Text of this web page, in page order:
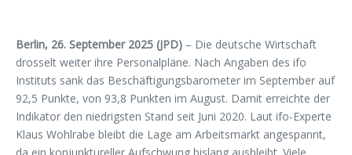
Berlin, 26. September 2025 (JPD) – Die deutsche Wirtschaft
drosselt weiter ihre Personalpläne. Nach Angaben des ifo
Instituts sank das Beschäftigungsbarometer im September auf
92,5 Punkte, von 93,8 Punkten im August. Damit erreichte der
Indikator den niedrigsten Stand seit Juni 2020. Laut ifo-Experte
Klaus Wohlrabe bleibt die Lage am Arbeitsmarkt angespannt,